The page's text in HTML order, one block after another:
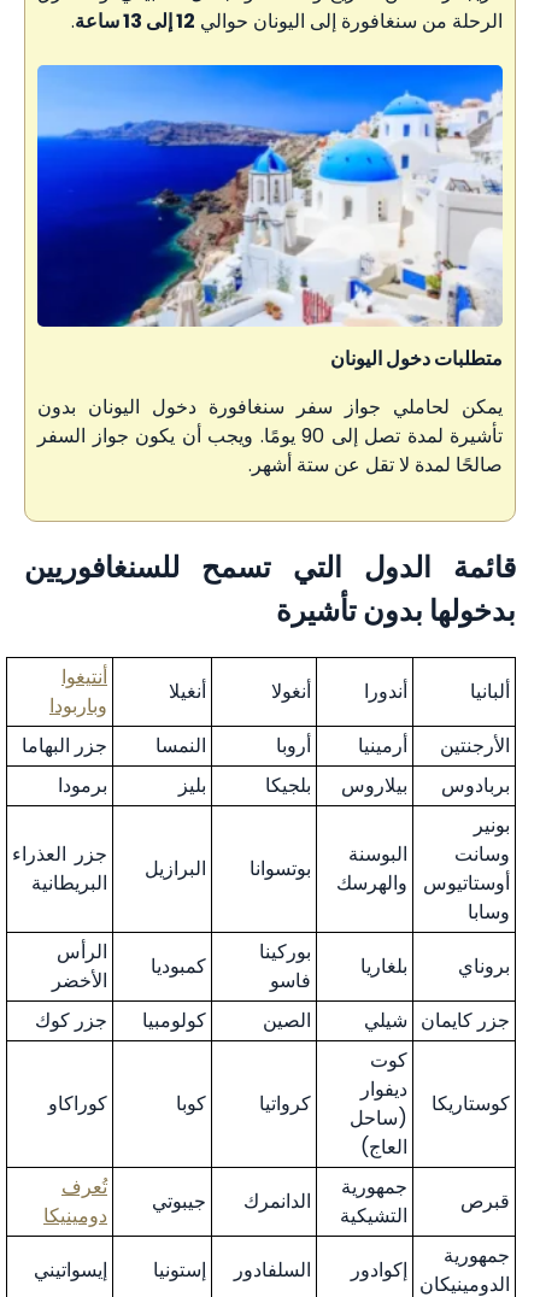
الرحلة من سنغافورة إلى اليونان حوالي 12 إلى 13 ساعة .
متطلبات دخول اليونان
يمكن لحاملي جواز سفر سنغافورة دخول اليونان بدون
تأشيرة لمدة تصل إلى 90 يومًا. ويجب أن يكون جواز السفر
صالحًا لمدة لا تقل عن ستة أشهر.
قائمة الدول التي تسمح للسنغافوريين
بدخولها بدون تأشيرة
ألبانيا أندورا أنغولا أنغيلا
أنتيغوا
وباربودا
الأرجنتين
أرمينيا أروبا النمسا
جزر البهاما
بربادوس
بيلاروس بلجيكا بليز
برمودا
بونير
وسانت
أوستاتيوس
وسابا
البوسنة
والهرسك
بوتسوانا البرازيل
جزر العذراء
البريطانية
بروناي بلغاريا
بوركينا
فاسو
كمبوديا
الرأس
الأخضر
جزر كايمان شيلي الصين كولومبيا جزر كوك
كوستاريكا
كوت
ديفوار
(ساحل
العاج)
كرواتيا كوبا كوراكاو
قبرص
جمهورية
التشيكية
الدانمرك جيبوتي
تُعرف
دومينيكا
جمهورية
الدومينيكان
إكوادور السلفادور إستونيا
إيسواتيني